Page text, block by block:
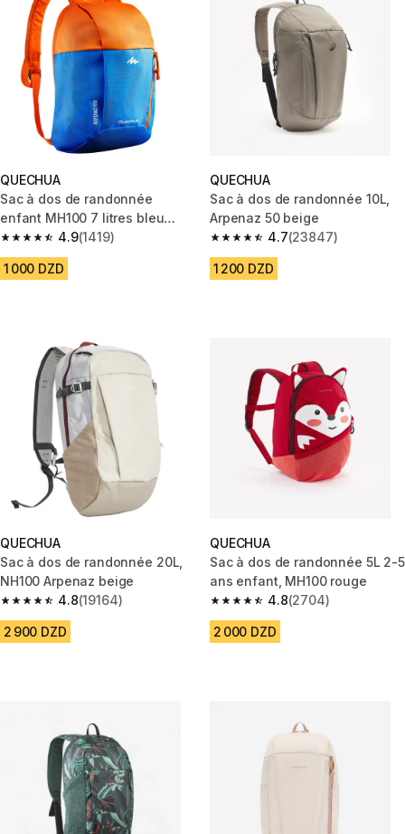
QUECHUA
Sac à dos de randonnée
enfant MH100 7 litres bleu
orange
4.9
4.9 out of 5 stars from 1419 reviews
(1419)
1 000 DZD
QUECHUA
Sac à dos de randonnée 10L,
Arpenaz 50 beige
4.7
4.7 out of 5 stars from 23847
(23847)
1 200 DZD
QUECHUA
Sac à dos de randonnée 20L,
NH100 Arpenaz beige
4.8
4.8 out of 5 stars from 19164 reviews
(19164)
2 900 DZD
QUECHUA
Sac à dos de randonnée 5L 2-5
ans enfant, MH100 rouge
4.8
4.8 out of 5 stars from 2704
(2704)
2 000 DZD